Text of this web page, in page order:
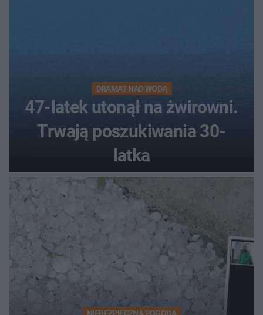
DRAMAT NAD WODĄ
47-latek utonął na żwirowni.
Trwają poszukiwania 30-
latka